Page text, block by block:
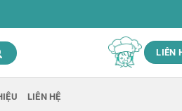
LIÊN
LIÊN HỆ